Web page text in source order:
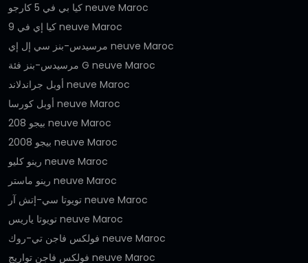
كيا بي في 5 كارجو neuve Maroc
كيا إي في 9 neuve Maroc
مرسيدس-بنز سي إل إي neuve Maroc
مرسيدس-بنز فئة G neuve Maroc
أوبل جراندلاند neuve Maroc
أوبل كورسا neuve Maroc
بيجو 208 neuve Maroc
بيجو 2008 neuve Maroc
رينو كليو neuve Maroc
رينو ماستر neuve Maroc
تويوتا سي-إتش آر neuve Maroc
تويوتا ياريس neuve Maroc
فولكس فاجن تي-روك neuve Maroc
فولكس فاجن تواريج neuve Maroc